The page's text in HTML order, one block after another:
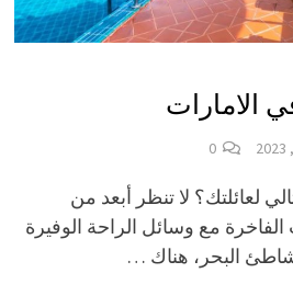
الامارات
0
لعائلتك؟ لا تنظر أبعد من
مع وسائل الراحة الوفيرة
البحر، هناك …